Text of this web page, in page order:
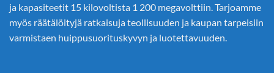
ja kapasiteetit 15 kilovoltista 1 200 megavolttiin. Tarjoamme
myös räätälöityjä ratkaisuja teollisuuden ja kaupan tarpeisiin
varmistaen huippusuorituskyvyn ja luotettavuuden.